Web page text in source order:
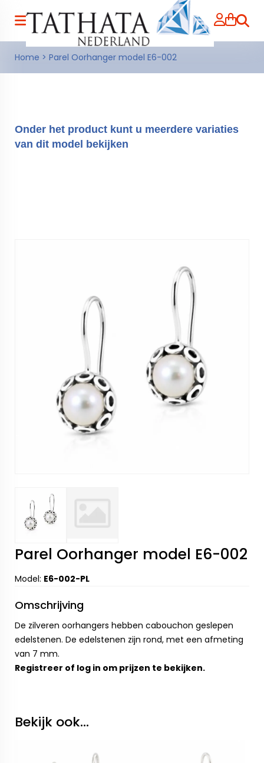
Home > Parel Oorhanger model E6-002
Onder het product kunt u meerdere variaties
van dit model bekijken
Parel Oorhanger model E6-002
Model: E6-002-PL
Omschrijving
De zilveren oorhangers hebben cabouchon geslepen
edelstenen. De edelstenen zijn rond, met een afmeting
van 7 mm.
Registreer of log in om prijzen te bekijken.
Bekijk ook...